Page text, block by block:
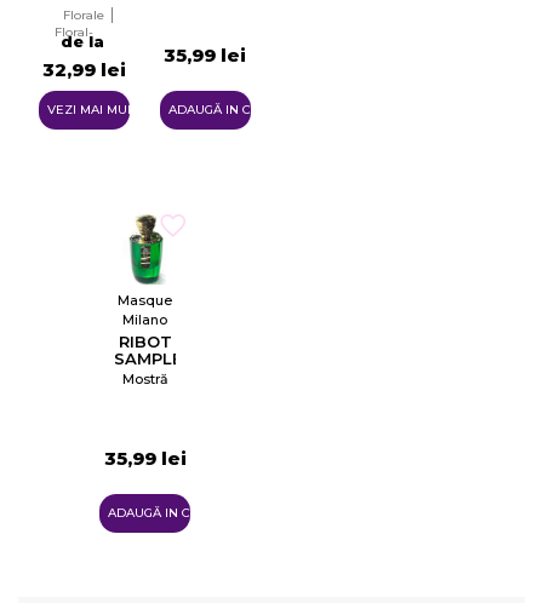
EDP
Florale
Floral-
fructat
de la
32,99 lei
VEZI MAI MULTE
35,99 lei
ADAUGĂ IN COŞ
Masque
Milano
RIBOT
SAMPLE
Mostră
35,99 lei
ADAUGĂ IN COŞ
Creeaza o lista de dorinte